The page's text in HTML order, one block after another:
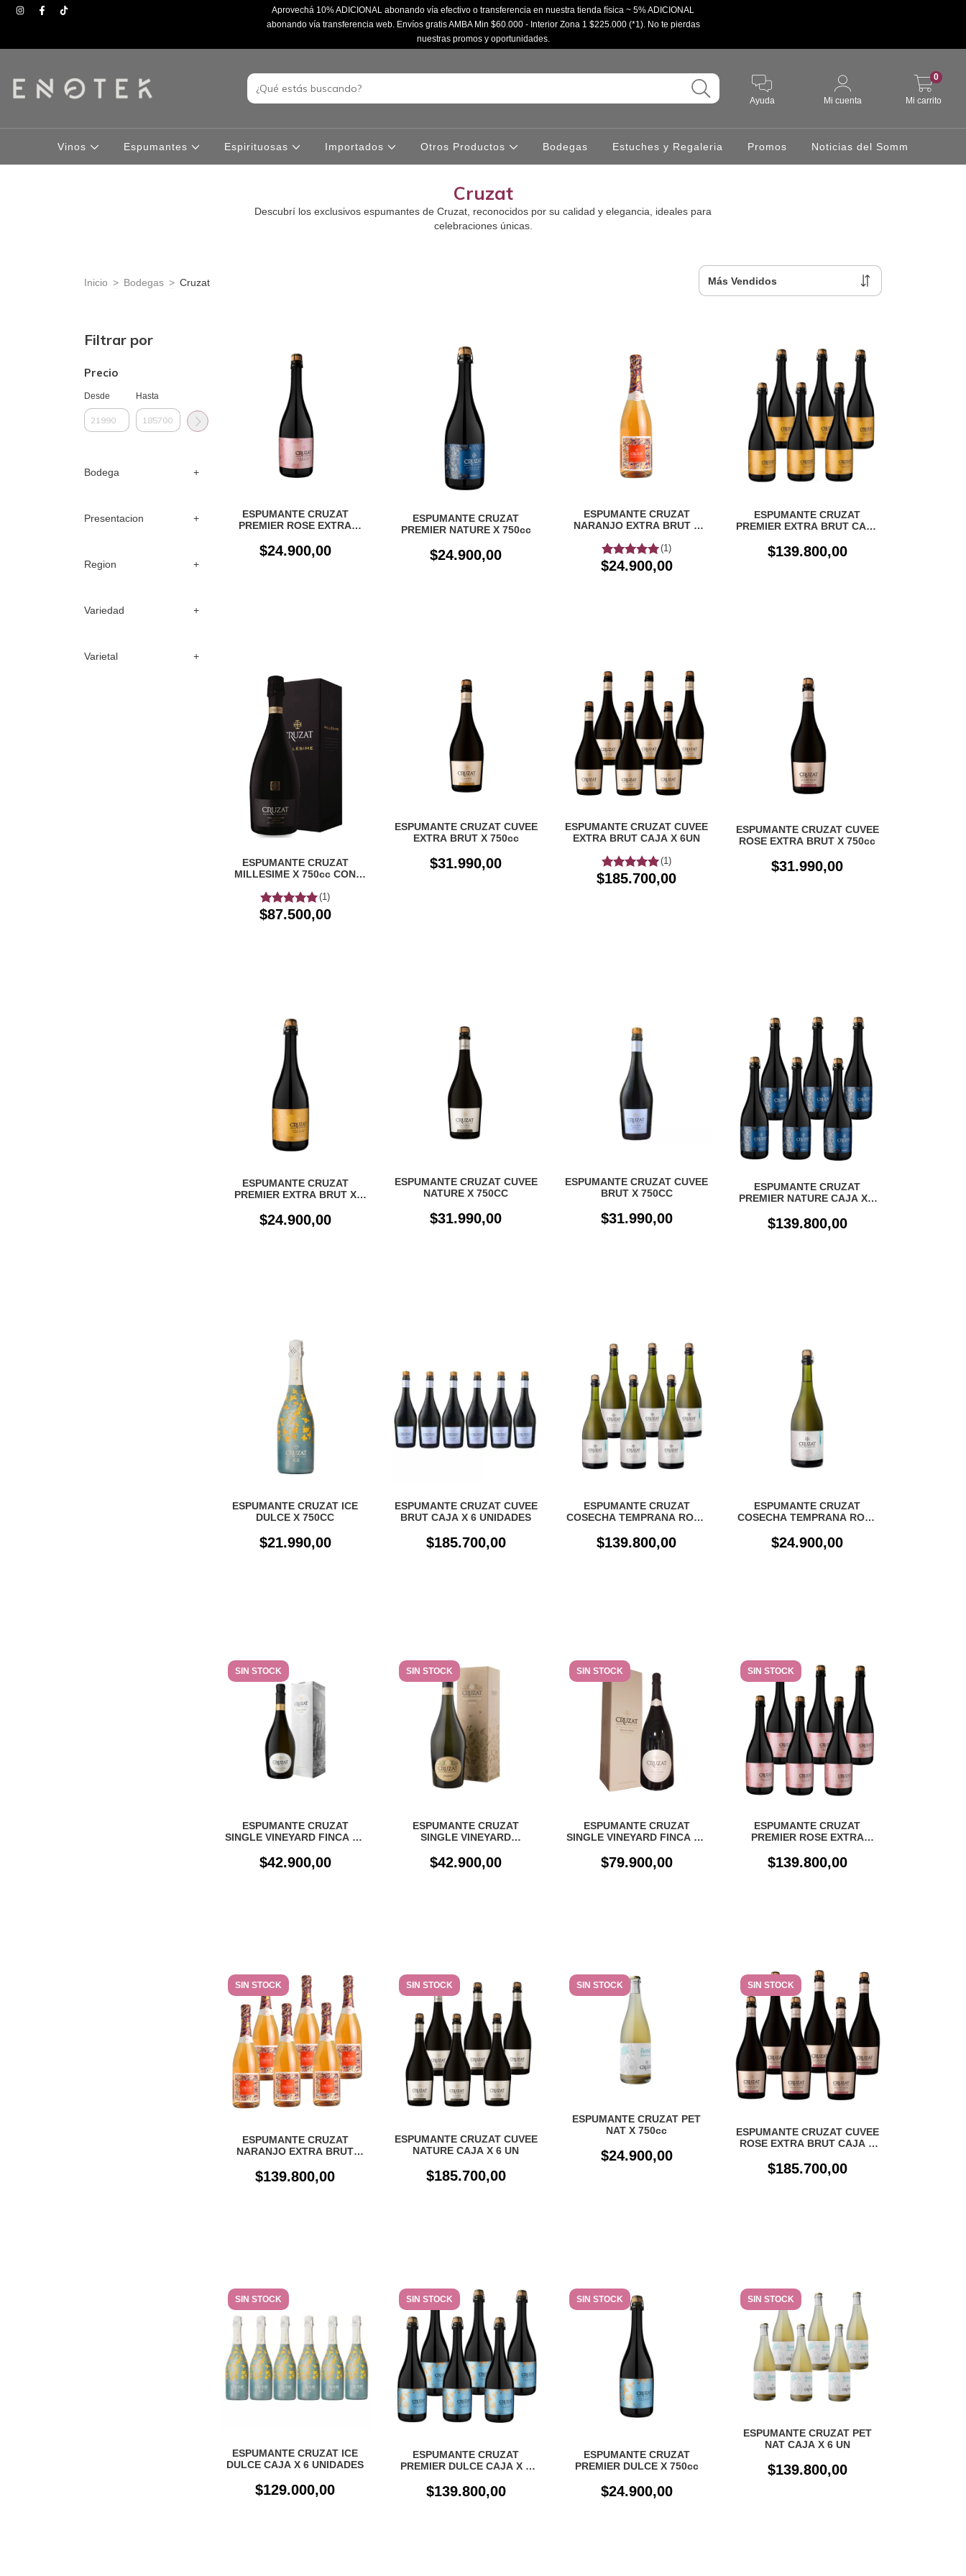
Aprovechá 10% ADICIONAL abonando vía efectivo o transferencia en nuestra tienda física ~ 5% ADICIONAL
abonando vía transferencia web. Envíos gratis AMBA Min $60.000 - Interior Zona 1 $225.000 (*1). No te pierdas
nuestras promos y oportunidades.
Ayuda Mi cuenta Mi carrito
0
Vinos Espumantes Espirituosas Importados Otros Productos Bodegas Estuches y Regaleria Promos Noticias del Somm
Cruzat
Descubrí los exclusivos espumantes de Cruzat, reconocidos por su calidad y elegancia, ideales para
celebraciones únicas.
Inicio > Bodegas > Cruzat
Filtrar por
Precio
Desde Hasta
Bodega
Presentacion
Region
Variedad
Varietal
ESPUMANTE CRUZAT
PREMIER ROSE EXTRA
$24.900,00
ESPUMANTE CRUZAT
PREMIER NATURE X 750cc
$24.900,00
ESPUMANTE CRUZAT
NARANJO EXTRA BRUT X
(1)
$24.900,00
ESPUMANTE CRUZAT
PREMIER EXTRA BRUT CAJA
$139.800,00
ESPUMANTE CRUZAT
MILLESIME X 750cc CON
(1)
$87.500,00
ESPUMANTE CRUZAT CUVEE
EXTRA BRUT X 750cc
$31.990,00
ESPUMANTE CRUZAT CUVEE
EXTRA BRUT CAJA X 6UN
(1)
$185.700,00
ESPUMANTE CRUZAT CUVEE
ROSE EXTRA BRUT X 750cc
$31.990,00
ESPUMANTE CRUZAT
PREMIER EXTRA BRUT X
$24.900,00
ESPUMANTE CRUZAT CUVEE
NATURE X 750CC
$31.990,00
ESPUMANTE CRUZAT CUVEE
BRUT X 750CC
$31.990,00
ESPUMANTE CRUZAT
PREMIER NATURE CAJA X 6
$139.800,00
ESPUMANTE CRUZAT ICE
DULCE X 750CC
$21.990,00
ESPUMANTE CRUZAT CUVEE
BRUT CAJA X 6 UNIDADES
$185.700,00
ESPUMANTE CRUZAT
COSECHA TEMPRANA ROSE
$139.800,00
ESPUMANTE CRUZAT
COSECHA TEMPRANA ROSE
$24.900,00
SIN STOCK
ESPUMANTE CRUZAT
SINGLE VINEYARD FINCA LA
ESTUCHE
$42.900,00
SIN STOCK
ESPUMANTE CRUZAT
SINGLE VINEYARD
CON ESTUCHE
$42.900,00
SIN STOCK
ESPUMANTE CRUZAT
SINGLE VINEYARD FINCA LA
ESTUCHE
$79.900,00
SIN STOCK
ESPUMANTE CRUZAT
PREMIER ROSE EXTRA
$139.800,00
SIN STOCK
ESPUMANTE CRUZAT
NARANJO EXTRA BRUT
$139.800,00
SIN STOCK
ESPUMANTE CRUZAT CUVEE
NATURE CAJA X 6 UN
$185.700,00
SIN STOCK
ESPUMANTE CRUZAT PET
NAT X 750cc
$24.900,00
SIN STOCK
ESPUMANTE CRUZAT CUVEE
ROSE EXTRA BRUT CAJA X
$185.700,00
SIN STOCK
ESPUMANTE CRUZAT ICE
DULCE CAJA X 6 UNIDADES
$129.000,00
SIN STOCK
ESPUMANTE CRUZAT
PREMIER DULCE CAJA X 6
$139.800,00
SIN STOCK
ESPUMANTE CRUZAT
PREMIER DULCE X 750cc
$24.900,00
SIN STOCK
ESPUMANTE CRUZAT PET
NAT CAJA X 6 UN
$139.800,00